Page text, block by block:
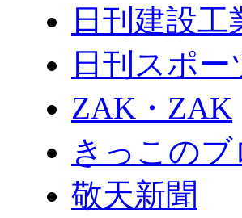
日刊建設工
日刊スポー
ZAK・ZAK
きっこの
敬天新聞